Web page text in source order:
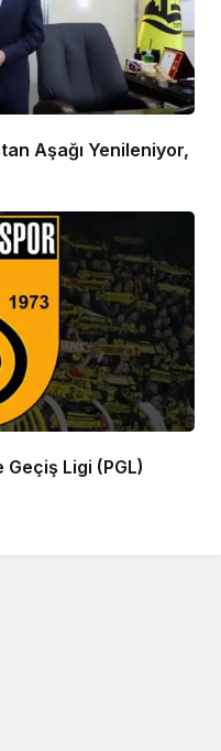
Aşağı Yenileniyor,
Ligi (PGL)